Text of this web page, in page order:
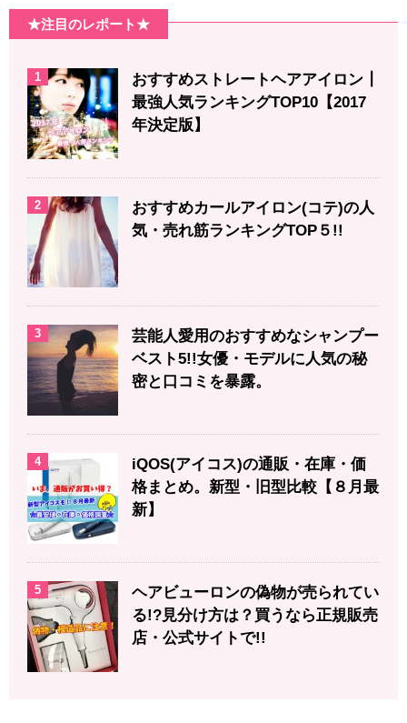
★注目のレポート★
1
おすすめストレートヘアアイロン┃
最強人気ランキングTOP10【2017
年決定版】
2
おすすめカールアイロン(コテ)の人
気・売れ筋ランキングTOP５!!
3
芸能人愛用のおすすめなシャンプー
ベスト5!!女優・モデルに人気の秘
密と口コミを暴露。
4
iQOS(アイコス)の通販・在庫・価
格まとめ。新型・旧型比較【８月最
新】
5
ヘアビューロンの偽物が売られてい
る!?見分け方は？買うなら正規販売
店・公式サイトで!!